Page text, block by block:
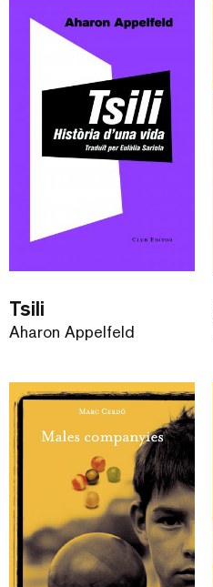
Tsili
Aharon Appelfeld